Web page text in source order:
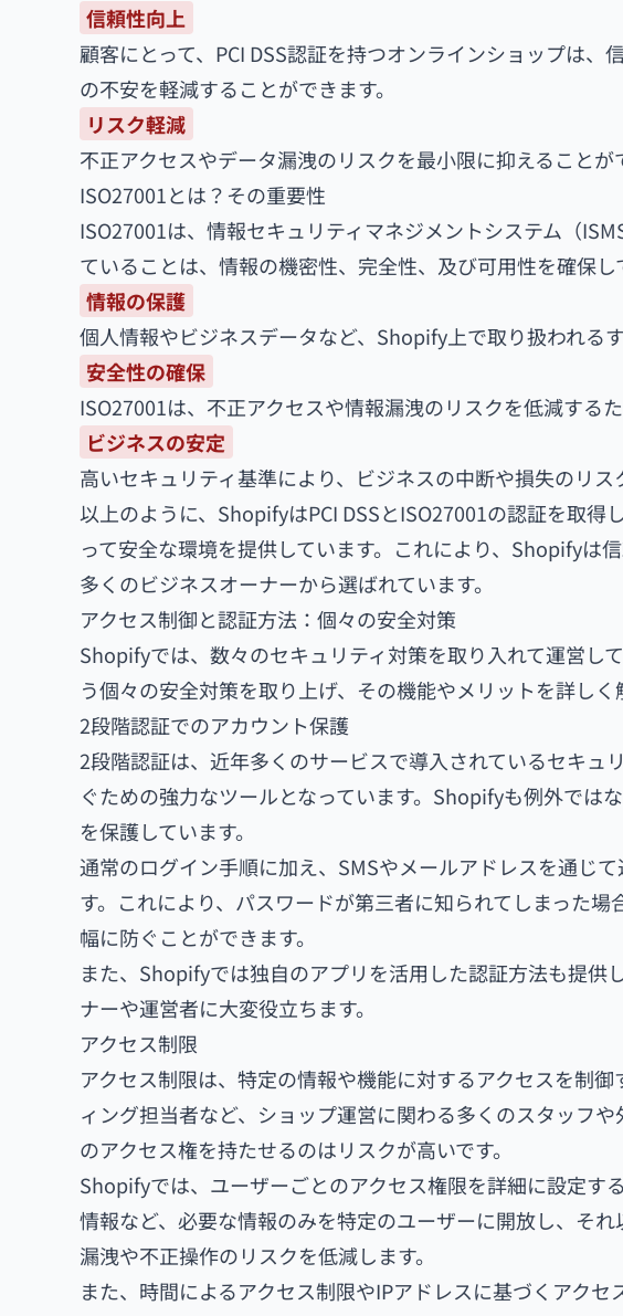
信頼性向上
顧客にとって、PCI DSS認証を持つオンラインショップは
の不安を軽減することができます。
リスク軽減
不正アクセスやデータ漏洩のリスクを最小限に抑えることが
ISO27001とは？その重要性
ISO27001は、情報セキュリティマネジメントシステム（
ていることは、情報の機密性、完全性、及び可用性を確保し
情報の保護
個人情報やビジネスデータなど、Shopify上で取り扱われる
安全性の確保
ISO27001は、不正アクセスや情報漏洩のリスクを低減する
ビジネスの安定
高いセキュリティ基準により、ビジネスの中断や損失のリス
以上のように、ShopifyはPCI DSSとISO27001の認証を取得
って安全な環境を提供しています。これにより、Shopifyは
多くのビジネスオーナーから選ばれています。
アクセス制御と認証方法：個々の安全対策
Shopifyでは、数々のセキュリティ対策を取り入れて運営し
う個々の安全対策を取り上げ、その機能やメリットを詳しく
2段階認証でのアカウント保護
2段階認証は、近年多くのサービスで導入されているセキュ
ぐための強力なツールとなっています。Shopifyも例外では
を保護しています。
通常のログイン手順に加え、SMSやメールアドレスを通じ
す。これにより、パスワードが第三者に知られてしまった
幅に防ぐことができます。
また、Shopifyでは独自のアプリを活用した認証方法も提供
ナーや運営者に大変役立ちます。
アクセス制限
アクセス制限は、特定の情報や機能に対するアクセスを制
ィング担当者など、ショップ運営に関わる多くのスタッフ
のアクセス権を持たせるのはリスクが高いです。
Shopifyでは、ユーザーごとのアクセス権限を詳細に設定す
情報など、必要な情報のみを特定のユーザーに開放し、そ
漏洩や不正操作のリスクを低減します。
また、時間によるアクセス制限やIPアドレスに基づくアク